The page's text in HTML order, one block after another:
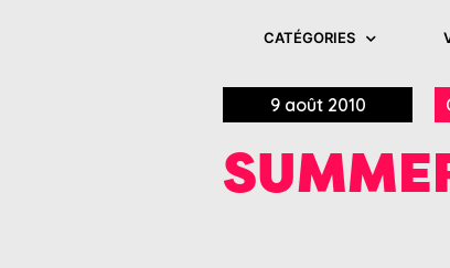
CATÉGORIES
9 août 2010